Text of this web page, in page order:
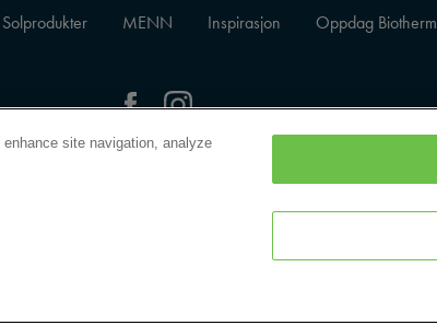
Solprodukter MENN Inspirasjon Oppdag Biotherm
site navigation, analyze